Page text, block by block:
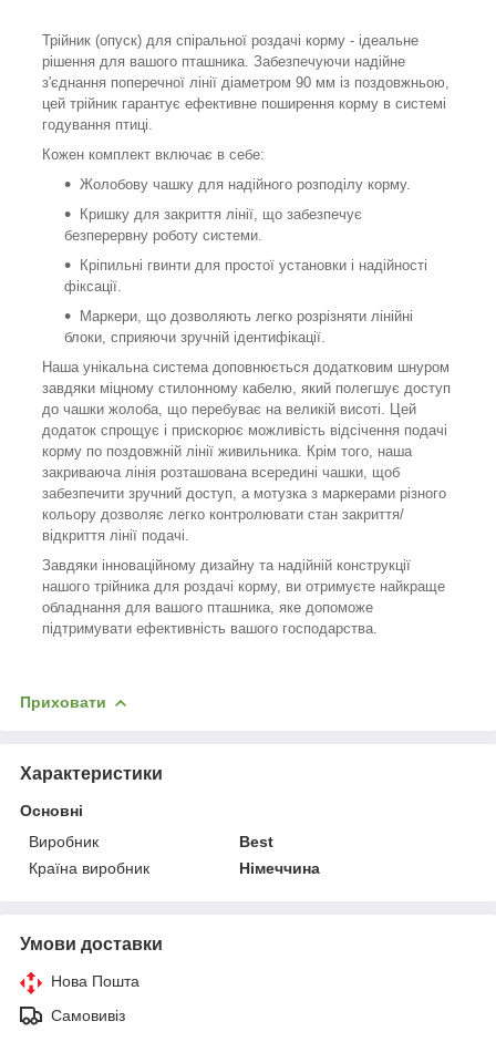
Трійник (опуск) для спіральної роздачі корму - ідеальне
рішення для вашого пташника. Забезпечуючи надійне
з'єднання поперечної лінії діаметром 90 мм із поздовжньою,
цей трійник гарантує ефективне поширення корму в системі
годування птиці.
Кожен комплект включає в себе:
Жолобову чашку для надійного розподілу корму.
Кришку для закриття лінії, що забезпечує
безперервну роботу системи.
Кріпильні гвинти для простої установки і надійності
фіксації.
Маркери, що дозволяють легко розрізняти лінійні
блоки, сприяючи зручній ідентифікації.
Наша унікальна система доповнюється додатковим шнуром
завдяки міцному стилонному кабелю, який полегшує доступ
до чашки жолоба, що перебуває на великій висоті. Цей
додаток спрощує і прискорює можливість відсічення подачі
корму по поздовжній лінії живильника. Крім того, наша
закриваюча лінія розташована всередині чашки, щоб
забезпечити зручний доступ, а мотузка з маркерами різного
кольору дозволяє легко контролювати стан закриття/
відкриття лінії подачі.
Завдяки інноваційному дизайну та надійній конструкції
нашого трійника для роздачі корму, ви отримуєте найкраще
обладнання для вашого пташника, яке допоможе
підтримувати ефективність вашого господарства.
Приховати
Характеристики
Основні
Виробник
Best
Країна виробник
Німеччина
Умови доставки
Нова Пошта
Самовивіз